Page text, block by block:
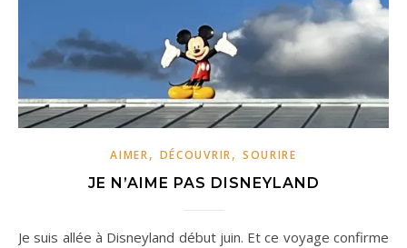
AIMER, DÉCOUVRIR, SOURIRE
JE N’AIME PAS DISNEYLAND
Je suis allée à Disneyland début juin. Et ce voyage confirme